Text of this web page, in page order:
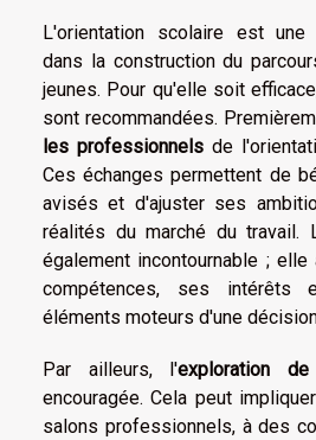
L'orientation scolaire est une
dans la construction du
jeunes. Pour qu'elle soit
sont recommandées.
les professionnels de
Ces échanges permettent de
avisés et d'ajuster ses
réalités du marché du travail.
également incontournable ;
compétences, ses intérêts
éléments moteurs d'une
Par ailleurs, l'exploration de
encouragée. Cela peut
salons professionnels, à des